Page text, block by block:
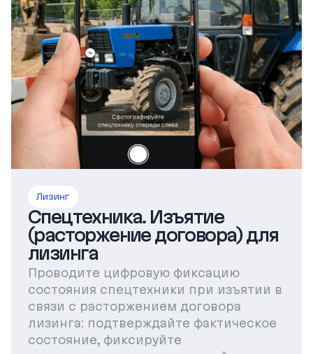
Лизинг
Спецтехника. Изъятие
(расторжение договора) для
лизинга
Проводите цифровую фиксацию
состояния спецтехники при изъятии в
связи с расторжением договора
лизинга: подтверждайте фактическое
состояние, фиксируйте